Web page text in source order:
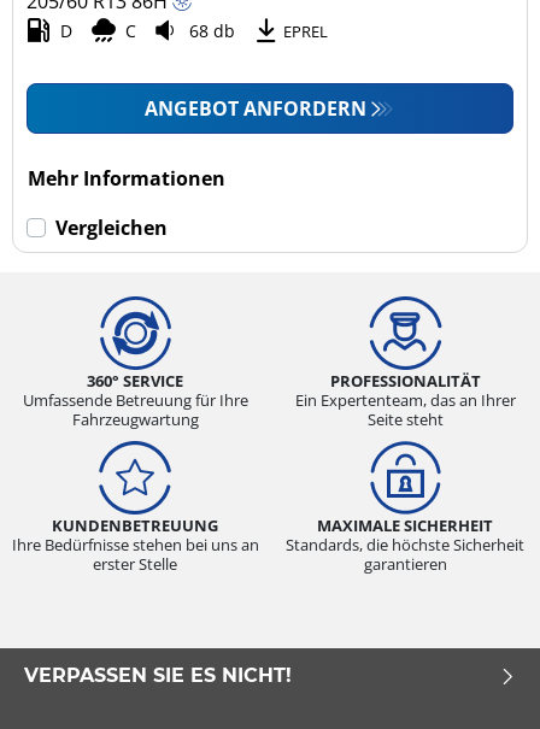
D C 68 db EPREL
ANGEBOT ANFORDERN
Mehr Informationen
Vergleichen
360° SERVICE
Umfassende Betreuung für Ihre
Fahrzeugwartung
PROFESSIONALITÄT
Ein Expertenteam, das an Ihrer
Seite steht
KUNDENBETREUUNG
Ihre Bedürfnisse stehen bei uns an
erster Stelle
MAXIMALE SICHERHEIT
Standards, die höchste Sicherheit
garantieren
VERPASSEN SIE ES NICHT!